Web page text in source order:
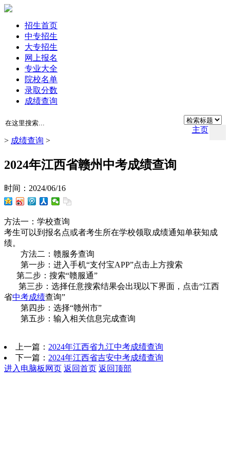
招生首页
中专招生
大专招生
网上报名
专业大全
院校名单
录取分数
成绩查询
主页
> 成绩查询 >
2024年江西省赣州中考成绩查询
时间：2024/06/16
方法一：学校查询
考生可以到报名点或者考生所在学校领取成绩通知单获知成
绩。
方法二：赣服务查询
第一步：进入手机“支付宝APP”点击上方搜索
第二步：搜索“赣服通”
第三步：选择任意搜索结果会出现以下界面，点击“江西
省中考成绩查询”
第四步：选择“赣州市”
第五步：输入相关信息完成查询
上一篇： 2024年江西省九江中考成绩查询
下一篇： 2024年江西省吉安中考成绩查询
进入电脑板网页 返回首页 返回顶部